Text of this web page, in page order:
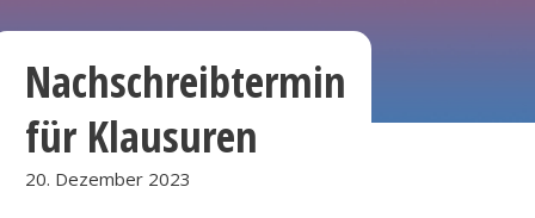
Nachschreibtermin
für Klausuren
20. Dezember 2023